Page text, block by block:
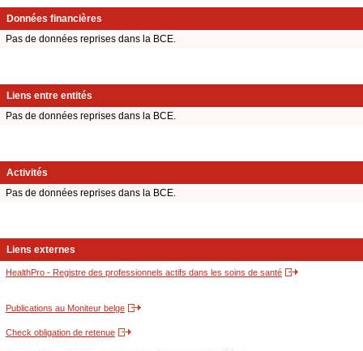
Données financières
Pas de données reprises dans la BCE.
Liens entre entités
Pas de données reprises dans la BCE.
Activités
Pas de données reprises dans la BCE.
Liens externes
HealthPro - Registre des professionnels actifs dans les soins de santé
Publications au Moniteur belge
Check obligation de retenue